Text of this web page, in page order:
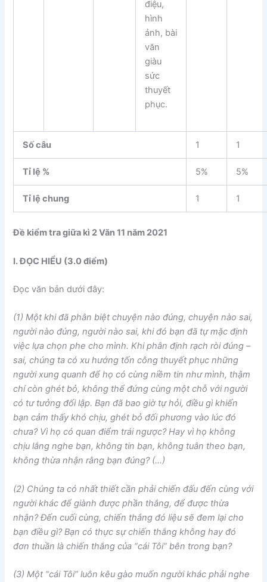
điệu,
hình
ảnh, bài
văn
giàu
sức
thuyết
phục.
Số câu 1 1
Tỉ lệ % 5% 5%
Tỉ lệ chung 1 1
Đề kiểm tra giữa kì 2 Văn 11 năm 2021
I. ĐỌC HIỂU (3.0 điểm)
Đọc văn bản dưới đây:
(1) Một khi đã phân biệt chuyện nào đúng, chuyện nào sai,
người nào đúng, người nào sai, khi đó bạn đã tự mặc định
việc lựa chọn phe cho mình. Khi phân định rạch ròi đúng –
sai, chúng ta có xu hướng tốn công thuyết phục những
người xung quanh để họ có cùng niềm tin như mình, thậm
chí còn ghét bỏ, không thể đứng cùng một chỗ với người
có tư tưởng đối lập. Bạn đã bao giờ tự hỏi, điều gì khiến
bạn cảm thấy khó chịu, ghét bỏ đối phương vào lúc đó
chưa? Vì họ có quan điểm trái ngược? Hay vì họ không
chịu lắng nghe bạn, không tin bạn, không tuân theo bạn,
không thừa nhận rằng bạn đúng? (…)
(2) Chúng ta có nhất thiết cần phải chiến đấu đến cùng với
người khác để giành được phần thắng, để được thừa
nhận? Đến cuối cùng, chiến thắng đó liệu sẽ đem lại cho
bạn điều gì? Bạn có thực sự chiến thắng không hay đó
đơn thuần là chiến thắng của “cái Tôi” bên trong bạn?
(3) Một “cái Tôi” luôn kêu gào muốn người khác phải nghe